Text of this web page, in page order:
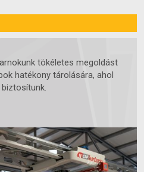
CSARNOKUNK
tökéletes megoldást
hatékony tárolására, ahol